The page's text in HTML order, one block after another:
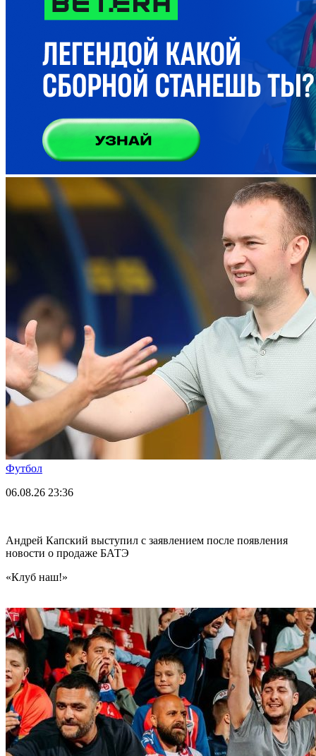
Футбол
06.08.26 23:36
Андрей Капский выступил с заявлением после появления
новости о продаже БАТЭ
«Клуб наш!»